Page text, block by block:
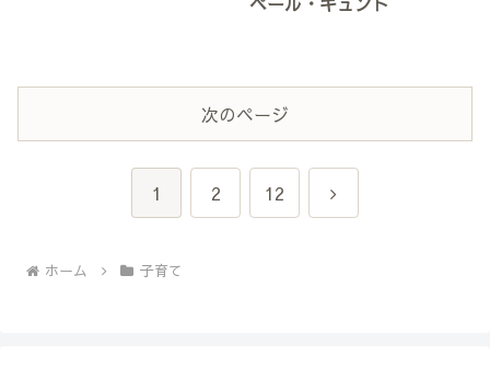
次のページ
1 2 12
次
ホーム 子育て